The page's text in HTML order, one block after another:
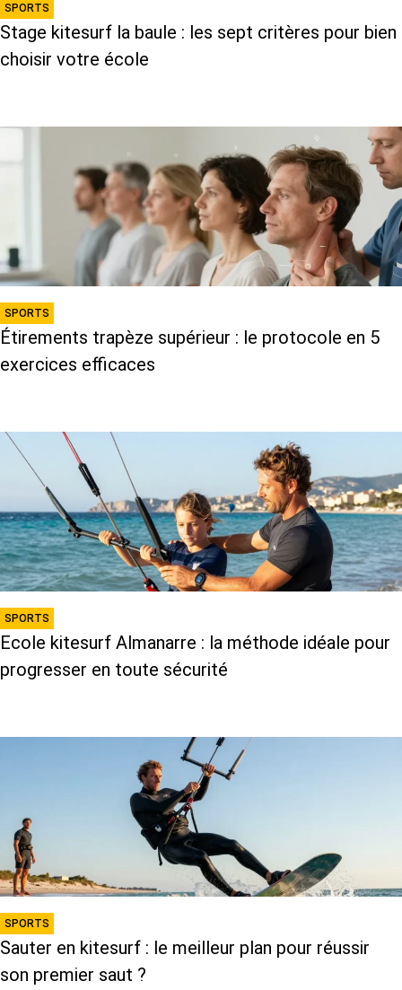
SPORTS
Stage kitesurf la baule : les sept critères pour bien
choisir votre école
SPORTS
Étirements trapèze supérieur : le protocole en 5
exercices efficaces
SPORTS
Ecole kitesurf Almanarre : la méthode idéale pour
progresser en toute sécurité
SPORTS
Sauter en kitesurf : le meilleur plan pour réussir
son premier saut ?